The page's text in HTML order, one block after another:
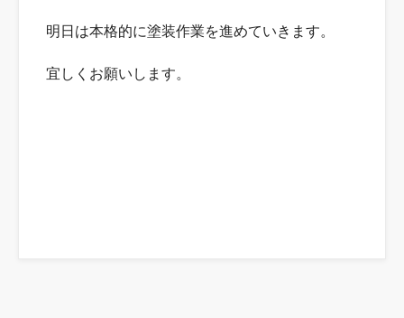
明日は本格的に塗装作業を進めていきます。
宜しくお願いします。